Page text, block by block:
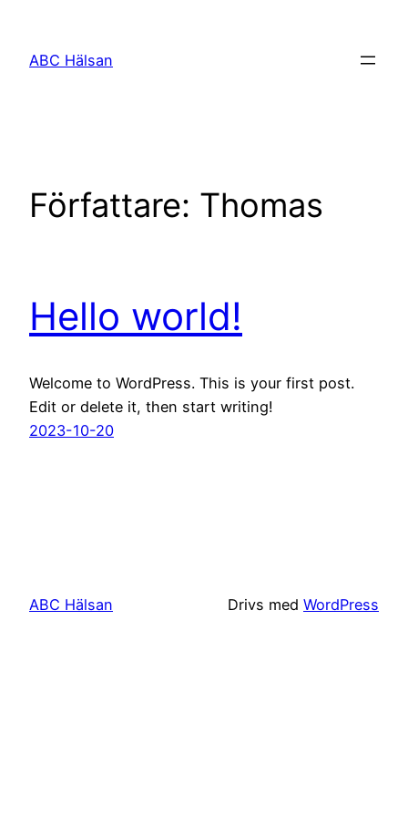
innehåll
ABC Hälsan
Författare: Thomas
Hello world!
Welcome to WordPress. This is your first post.
Edit or delete it, then start writing!
2023-10-20
ABC Hälsan Drivs med WordPress